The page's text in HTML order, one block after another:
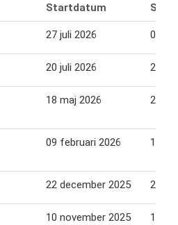
Startdatum
27 juli 2026 02
20 juli 2026 26
18 maj 2026 24
09 februari 2026 15
22 december 2025 28
10 november 2025 16